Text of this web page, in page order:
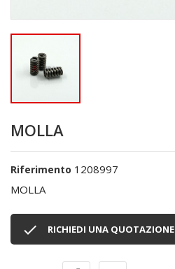
MOLLA
Riferimento 1208997
MOLLA
 RICHIEDI UNA QUOTAZIONE